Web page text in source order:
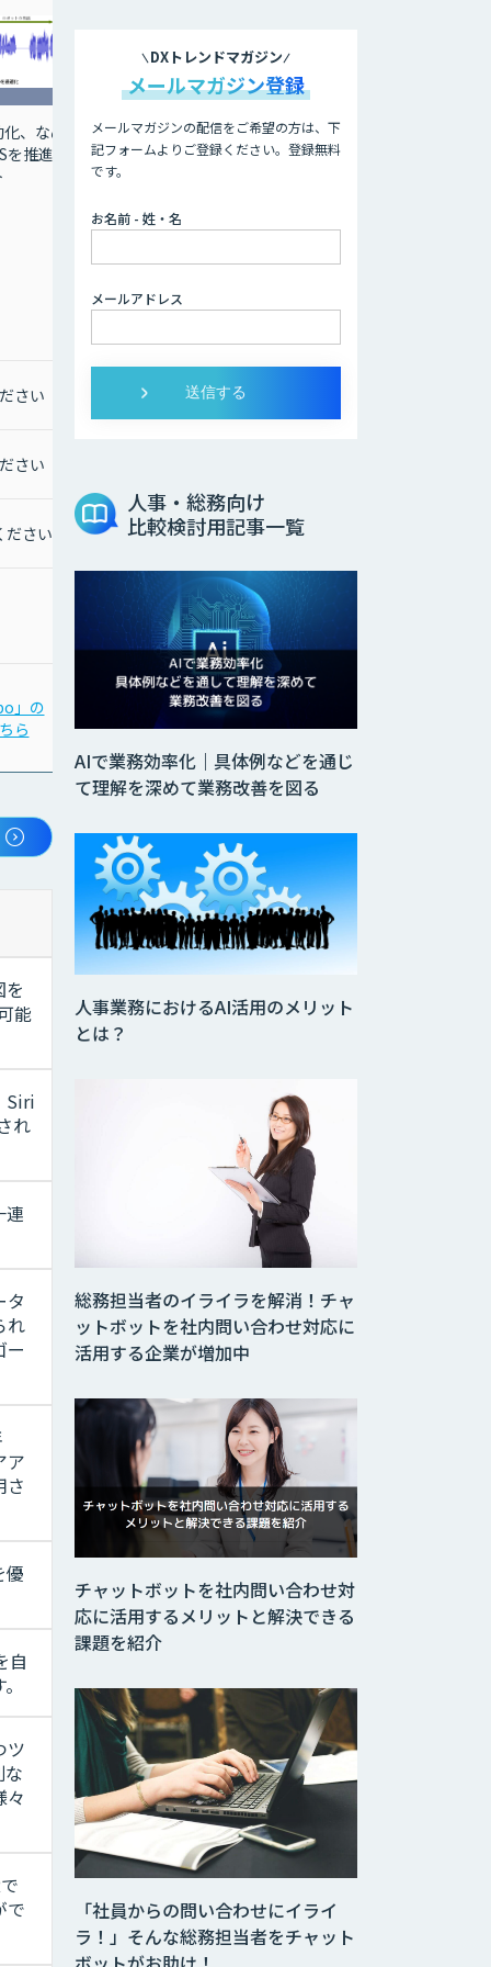
、なめ
推進す
さい
さい
ださい
」の
ら
能
Siri
れ
連
タ
れ
ー
ア
さ
優
自
ツ
々
で
DXトレンドマガジン
メールマガジン登録
メールマガジンの配信をご希望の方は、下
記フォームよりご登録ください。登録無料
です。
お名前 - 姓・名
メールアドレス
人事・総務向け
比較検討用記事一覧
「社員からの問い合わせにイライ
ラ！」そんな総務担当者をチャット
総務担当者のイライラを解消！チャ
ットボットを社内問い合わせ対応に
活用する企業が増加中
AIで業務効率化｜具体例などを通じ
て理解を深めて業務改善を図る
人事業務におけるAI活用のメリット
とは？
チャットボットを社内問い合わせ対
応に活用するメリットと解決できる
課題を紹介